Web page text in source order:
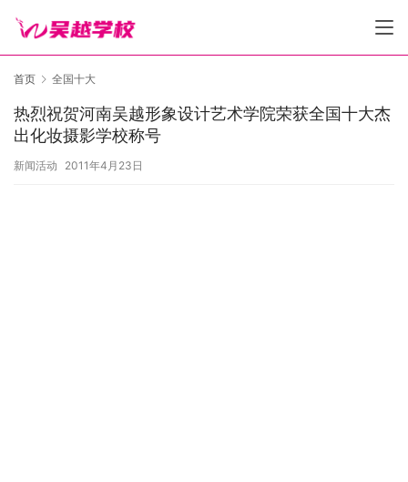
首页 全国十大
热烈祝贺河南吴越形象设计艺术学院荣获全国十大杰
出化妆摄影学校称号
新闻活动 2011年4月23日